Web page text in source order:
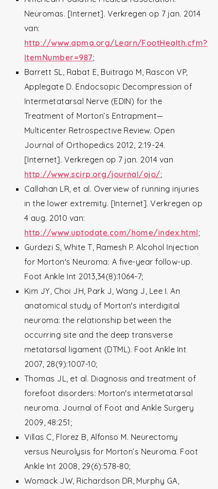
Neuromas. [Internet]. Verkregen op 7 jan. 2014
van:
http://www.apma.org/Learn/FootHealth.cfm?
ItemNumber=987;
Barrett SL, Rabat E, Buitrago M, Rascon VP,
Applegate D. Endocsopic Decompression of
Intermetatarsal Nerve (EDIN) for the
Treatment of Morton’s Entrapment—
Multicenter Retrospective Review. Open
Journal of Orthopedics 2012, 2:19-24.
[Internet]. Verkregen op 7 jan. 2014 van
http://www.scirp.org/journal/ojo/;
Callahan LR, et al. Overview of running injuries
in the lower extremity. [Internet]. Verkregen op
4 aug. 2010 van:
http://www.uptodate.com/home/index.html;
Gurdezi S, White T, Ramesh P. Alcohol Injection
for Morton's Neuroma: A five-year follow-up.
Foot Ankle Int 2013,34(8):1064-7;
Kim JY, Choi JH, Park J, Wang J, Lee I. An
anatomical study of Morton's interdigital
neuroma: the relationship between the
occurring site and the deep transverse
metatarsal ligament (DTML). Foot Ankle Int
2007, 28(9):1007-10;
Thomas JL, et al. Diagnosis and treatment of
forefoot disorders: Morton's intermetatarsal
neuroma. Journal of Foot and Ankle Surgery
2009, 48:251;
Villas C, Florez B, Alfonso M. Neurectomy
versus Neurolysis for Morton’s Neuroma. Foot
Ankle Int 2008, 29(6):578-80;
Womack JW, Richardson DR, Murphy GA,